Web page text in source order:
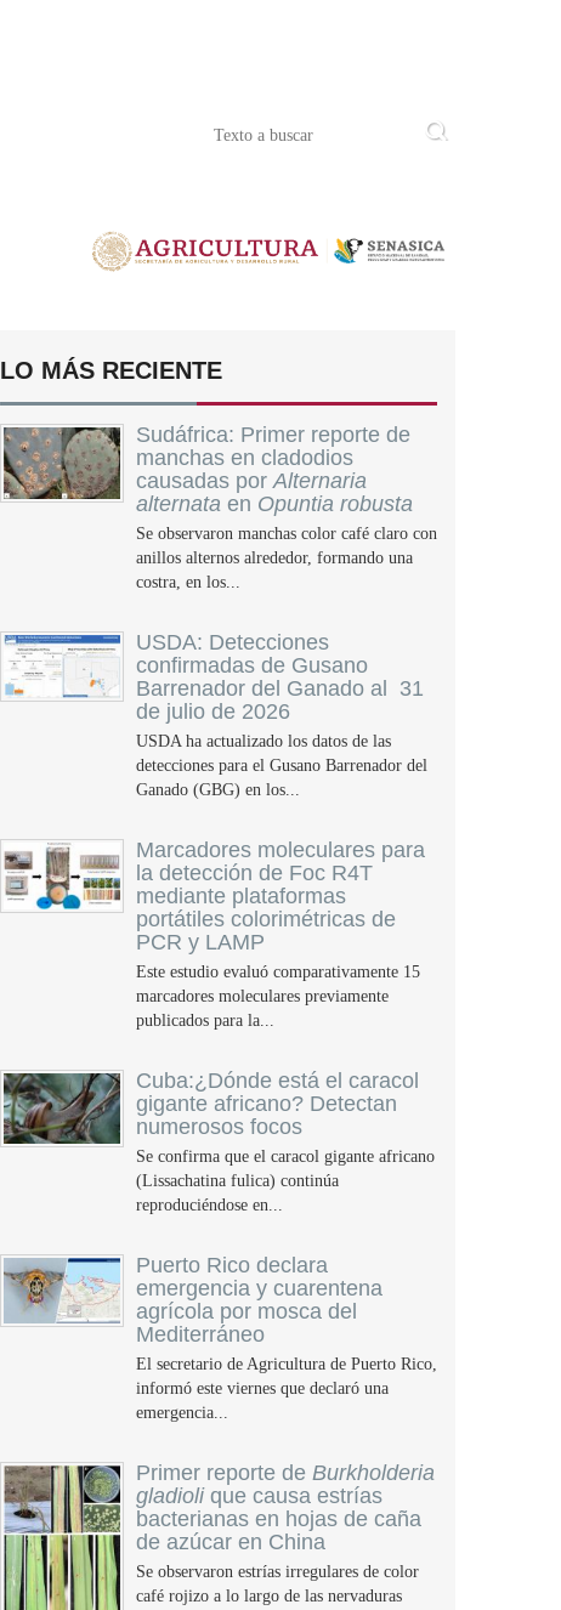
LO MÁS RECIENTE
Sudáfrica: Primer reporte de
manchas en cladodios
causadas porAlternaria
alternata en Opuntia robusta
Se observaron manchas color café claro con
anillos alternos alrededor, formando una
costra, en los...
USDA: Detecciones
confirmadas de Gusano
Barrenador del Ganado al 31
de julio de 2026
USDA ha actualizado los datos de las
detecciones para el Gusano Barrenador del
Ganado (GBG) en los...
Marcadores moleculares para
la detección de Foc R4T
mediante plataformas
portátiles colorimétricas de
PCR y LAMP
Este estudio evaluó comparativamente 15
marcadores moleculares previamente
publicados para la...
Cuba:¿Dónde está el caracol
gigante africano? Detectan
numerosos focos
Se confirma que el caracol gigante africano
(Lissachatina fulica) continúa
reproduciéndose en...
Puerto Rico declara
emergencia y cuarentena
agrícola por mosca del
Mediterráneo
El secretario de Agricultura de Puerto Rico,
informó este viernes que declaró una
emergencia...
Primer reporte de Burkholderia
gladiolique causa estrías
bacterianas en hojas de caña
de azúcar en China
Se observaron estrías irregulares de color
café rojizo a lo largo de las nervaduras